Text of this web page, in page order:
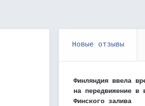
Новые отзывы
Финляндия ввела
на передвижение в
Финского залива